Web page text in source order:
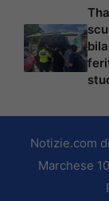
Notizie.com
Marchese